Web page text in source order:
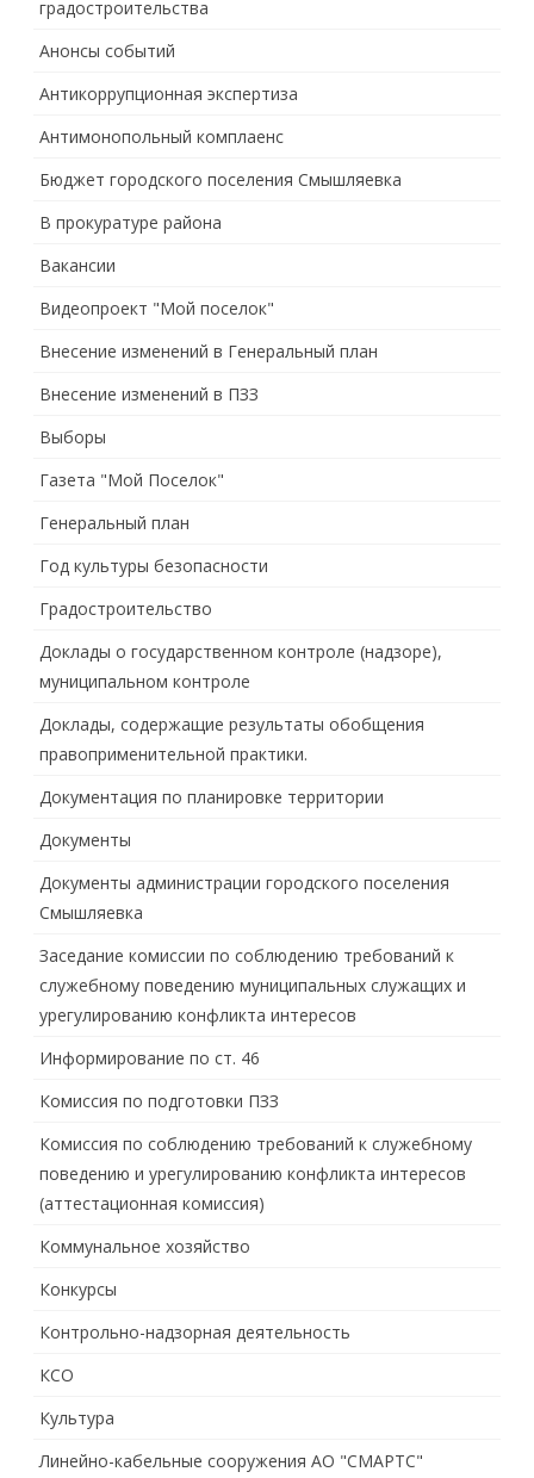
градостроительства
Анонсы событий
Антикоррупционная экспертиза
Антимонопольный комплаенс
Бюджет городского поселения Смышляевка
В прокуратуре района
Вакансии
Видеопроект "Мой поселок"
Внесение изменений в Генеральный план
Внесение изменений в ПЗЗ
Выборы
Газета "Мой Поселок"
Генеральный план
Год культуры безопасности
Градостроительство
Доклады о государственном контроле (надзоре),
муниципальном контроле
Доклады, содержащие результаты обобщения
правоприменительной практики.
Документация по планировке территории
Документы
Документы администрации городского поселения
Смышляевка
Заседание комиссии по соблюдению требований к
служебному поведению муниципальных служащих и
урегулированию конфликта интересов
Информирование по ст. 46
Комиссия по подготовки ПЗЗ
Комиссия по соблюдению требований к служебному
поведению и урегулированию конфликта интересов
(аттестационная комиссия)
Коммунальное хозяйство
Конкурсы
Контрольно-надзорная деятельность
КСО
Культура
Линейно-кабельные сооружения АО "СМАРТС"